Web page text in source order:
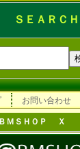
ＳＥＡＲＣＨ
お問い合わせ
ＢＭＳＨＯＰ Ｘ